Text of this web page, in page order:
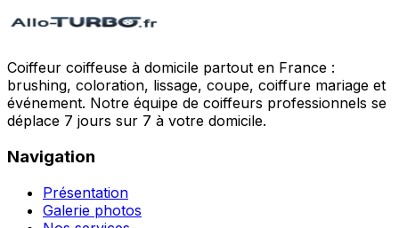
Coiffeur coiffeuse à domicile partout en France :
brushing, coloration, lissage, coupe, coiffure mariage et
événement. Notre équipe de coiffeurs professionnels se
déplace 7 jours sur 7 à votre domicile.
Navigation
Présentation
Galerie photos